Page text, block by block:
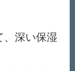
、深い保湿